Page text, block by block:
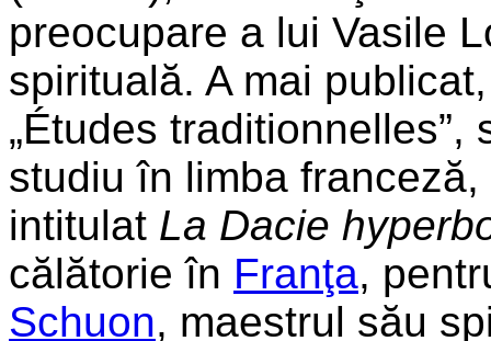
preocupare a lui Vasile
spirituală. A mai
„Études
studiu în limba
intitulat La Dacie
călătorie în Franţa,
Schuon, maestrul său